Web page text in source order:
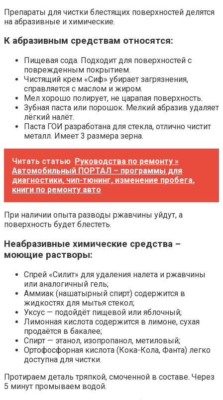
Препараты для чистки блестящих поверхностей делятся
на абразивные и химические.
К абразивным средствам относятся:
Пищевая сода. Подходит для поверхностей с
поврежденным покрытием.
Чистящий крем «Сиф» убирает загрязнения,
справляется с маслом и жиром.
Мел хорошо полирует, не царапая поверхность.
Зубная паста или порошок. Мелкий абразив удаляет
лёгкий налёт.
Паста ГОИ разработана для стекла, отлично чистит
металл. Имеет 3 размера зерна.
Читать статью Руководства по ремонту »
Автомобильный ПОРТАЛ – программы для
диагностики, чип-тюнинг, изменение пробега,
книги по ремонту авто
При наличии опыта разводы ржавчины уйдут, а
поверхность будет блестеть.
Неабразивные химические средства –
моющие растворы:
Спрей «Силит» для удаления налета и ржавчины
или аналогичный гель;
Аммиак (нашатырный спирт) содержится в
жидкостях для мытья стекол;
Уксус — подойдёт пищевой или яблочный;
Лимонная кислота содержится в лимоне, сухая
продаётся в бакалее;
Спирт — этанол, изопропанол, метиловый;
Ортофосфорная кислота (Кока-Кола, Фанта) легко
доступна для чистки.
Протираем деталь тряпкой, смоченной в составе. Через
5 минут промываем водой.